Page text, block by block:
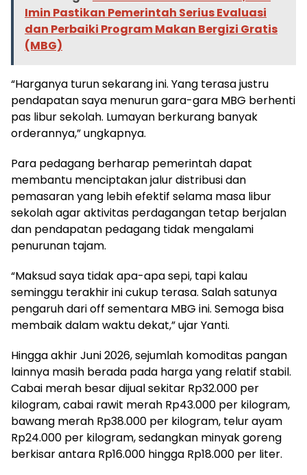
Imin Pastikan Pemerintah Serius Evaluasi
dan Perbaiki Program Makan Bergizi Gratis
(MBG)
“Harganya turun sekarang ini. Yang terasa justru
pendapatan saya menurun gara-gara MBG berhenti
pas libur sekolah. Lumayan berkurang banyak
orderannya,” ungkapnya.
Para pedagang berharap pemerintah dapat
membantu menciptakan jalur distribusi dan
pemasaran yang lebih efektif selama masa libur
sekolah agar aktivitas perdagangan tetap berjalan
dan pendapatan pedagang tidak mengalami
penurunan tajam.
“Maksud saya tidak apa-apa sepi, tapi kalau
seminggu terakhir ini cukup terasa. Salah satunya
pengaruh dari off sementara MBG ini. Semoga bisa
membaik dalam waktu dekat,” ujar Yanti.
Hingga akhir Juni 2026, sejumlah komoditas pangan
lainnya masih berada pada harga yang relatif stabil.
Cabai merah besar dijual sekitar Rp32.000 per
kilogram, cabai rawit merah Rp43.000 per kilogram,
bawang merah Rp38.000 per kilogram, telur ayam
Rp24.000 per kilogram, sedangkan minyak goreng
berkisar antara Rp16.000 hingga Rp18.000 per liter.